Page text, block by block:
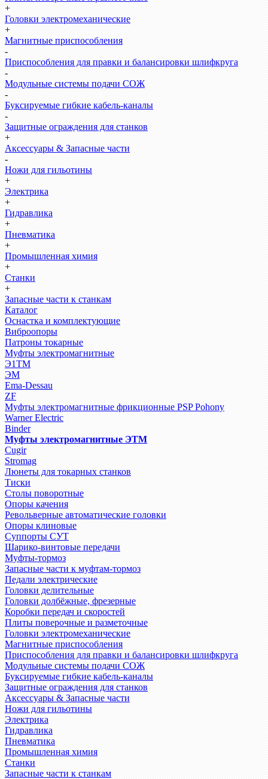
+
Головки электромеханические
+
Магнитные приспособления
-
Приспособления для правки и балансировки шлифкруга
-
Модульные системы подачи СОЖ
-
Буксируемые гибкие кабель-каналы
-
Защитные ограждения для станков
+
Аксессуары & Запасные части
-
Ножи для гильотины
+
Электрика
+
Гидравлика
+
Пневматика
+
Промышленная химия
+
Станки
+
Запасные части к станкам
Каталог
Оснастка и комплектующие
Виброопоры
Патроны токарные
Муфты электромагнитные
Э1ТМ
ЭМ
Ema-Dessau
ZF
Муфты электромагнитные фрикционные PSP Pohony
Warner Electric
Binder
Муфты электромагнитные ЭТМ
Cugir
Stromag
Люнеты для токарных станков
Тиски
Столы поворотные
Опоры качения
Револьверные автоматические головки
Опоры клиновые
Суппорты СУТ
Шарико-винтовые передачи
Муфты-тормоз
Запасные части к муфтам-тормоз
Педали электрические
Головки делительные
Головки долбёжные, фрезерные
Коробки передач и скоростей
Плиты поверочные и разметочные
Головки электромеханические
Магнитные приспособления
Приспособления для правки и балансировки шлифкруга
Модульные системы подачи СОЖ
Буксируемые гибкие кабель-каналы
Защитные ограждения для станков
Аксессуары & Запасные части
Ножи для гильотины
Электрика
Гидравлика
Пневматика
Промышленная химия
Станки
Запасные части к станкам